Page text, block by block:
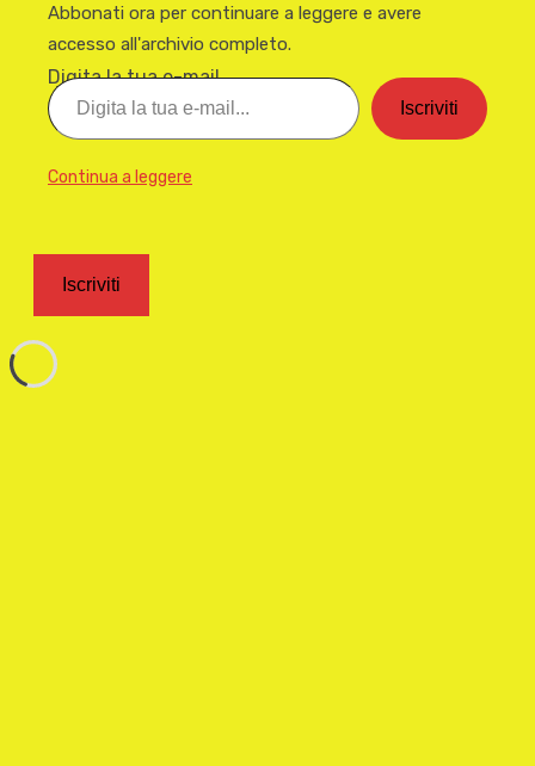
Abbonati ora per continuare a leggere e avere
accesso all'archivio completo.
Digita la tua e-mail...
Iscriviti
Continua a leggere
Iscriviti